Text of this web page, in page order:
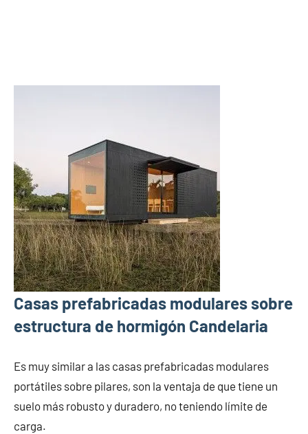
Casas prefabricadas modulares sobre
estructura de hormigón Candelaria
Es muy similar a las casas prefabricadas modulares
portátiles sobre pilares, son la ventaja de que tiene un
suelo más robusto y duradero, no teniendo límite de
carga.